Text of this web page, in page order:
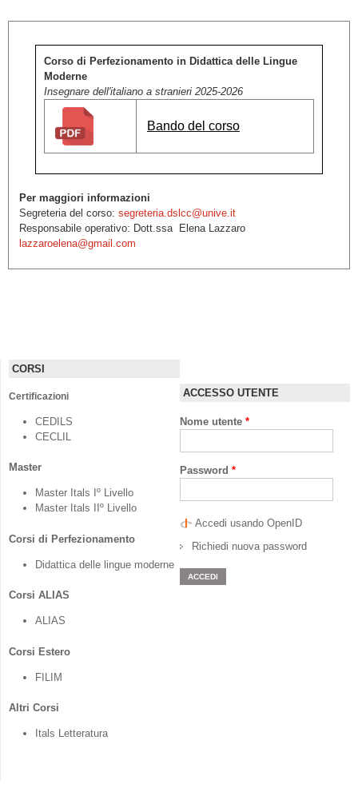
Corso di Perfezionamento in Didattica delle Lingue
Moderne
Insegnare dell'italiano a stranieri 2025-2026
Bando del corso
Per maggiori informazioni
Segreteria del corso: segreteria.dslcc@unive.it
Responsabile operativo: Dott.ssa Elena Lazzaro
lazzaroelena@gmail.com
CORSI
Certificazioni
CEDILS
CECLIL
Master
Master Itals Iº Livello
Master Itals IIº Livello
Corsi di Perfezionamento
Didattica delle lingue moderne
Corsi ALIAS
ALIAS
Corsi Estero
FILIM
Altri Corsi
Itals Letteratura
ACCESSO UTENTE
Nome utente *
Password *
Accedi usando OpenID
Richiedi nuova password